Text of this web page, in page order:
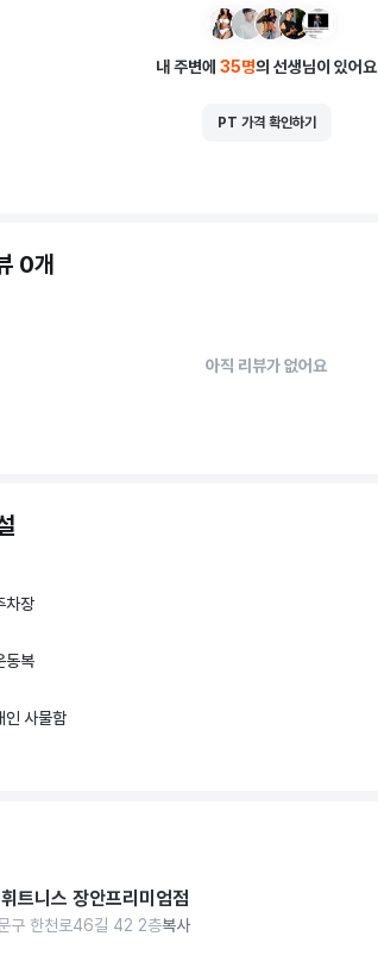
내 주변에 35명의 선생님이 있어요
PT 가격 확인하기
0개
아직 리뷰가 없어요
차장
동복
인 사물함
트니스 장안프리미엄점
구 한천로46길 42 2층복사